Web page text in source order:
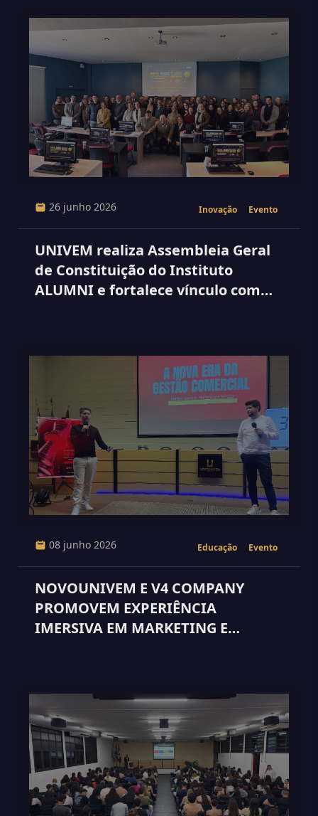
26 junho 2026 Inovação Evento
UNIVEM realiza Assembleia Geral
de Constituição do Instituto
ALUMNI e fortalece vínculo com
08 junho 2026 Educação Evento
NOVOUNIVEM E V4 COMPANY
PROMOVEM EXPERIÊNCIA
IMERSIVA EM MARKETING E